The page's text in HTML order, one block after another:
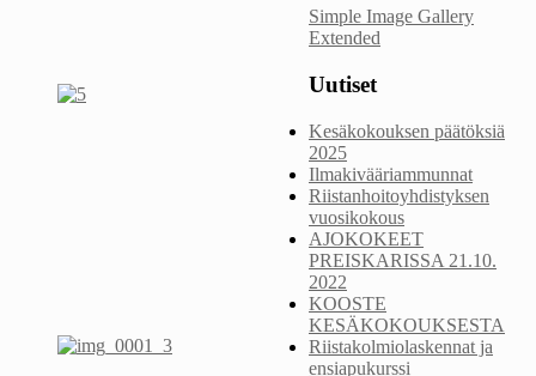
Simple Image Gallery
Extended
Uutiset
Kesäkokouksen päätöksiä
2025
Ilmakivääriammunnat
Riistanhoitoyhdistyksen
vuosikokous
AJOKOKEET
PREISKARISSA 21.10.
2022
KOOSTE
KESÄKOKOUKSESTA
Riistakolmiolaskennat ja
ensiapukurssi